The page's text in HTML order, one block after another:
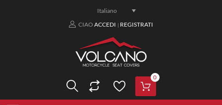
Italiano
CIAO ACCEDI | REGISTRATI
0